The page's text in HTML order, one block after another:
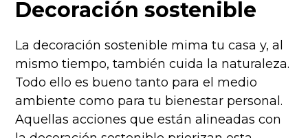
Decoración sostenible
La decoración sostenible mima tu casa y, al
mismo tiempo, también cuida la naturaleza.
Todo ello es bueno tanto para el medio
ambiente como para tu bienestar personal.
Aquellas acciones que están alineadas con